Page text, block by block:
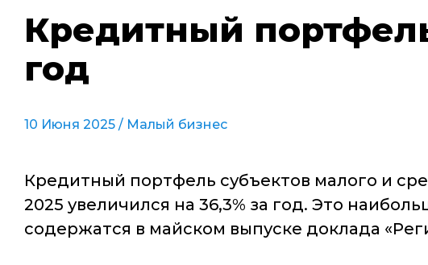
Кредитный
год
10 Июня 2025 / Малый бизнес
Кредитный портфель субъектов малого и
2025 увеличился на 36,3% за год. Это
содержатся в майском выпуске доклада